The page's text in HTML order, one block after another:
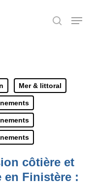
search
Menu
Mer & littoral
côtière et
en Finistère :